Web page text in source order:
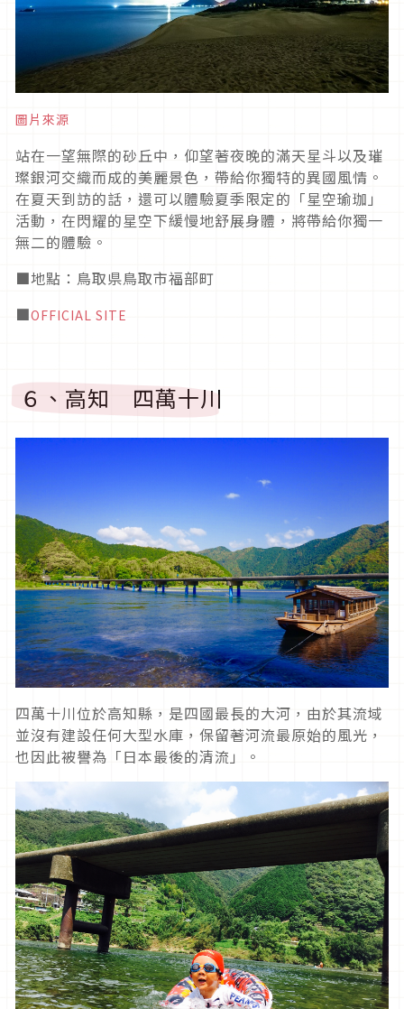
圖片來源
站在一望無際的砂丘中，仰望著夜晚的滿天星斗以及璀
璨銀河交織而成的美麗景色，帶給你獨特的異國風情。
在夏天到訪的話，還可以體驗夏季限定的「星空瑜珈」
活動，在閃耀的星空下緩慢地舒展身體，將帶給你獨一
無二的體驗。
■地點：鳥取県鳥取市福部町
■OFFICIAL SITE
６、高知 四萬十川
四萬十川位於高知縣，是四國最長的大河，由於其流域
並沒有建設任何大型水庫，保留著河流最原始的風光，
也因此被譽為「日本最後的清流」。